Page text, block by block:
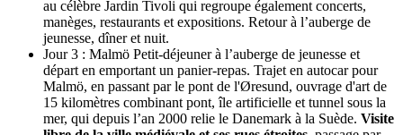
au célèbre Jardin Tivoli qui regroupe également concerts,
manèges, restaurants et expositions. Retour à l’auberge de
jeunesse, dîner et nuit.
Jour 3 : Malmö Petit-déjeuner à l’auberge de jeunesse et
départ en emportant un panier-repas. Trajet en autocar pour
Malmö, en passant par le pont de l'Øresund, ouvrage d'art de
15 kilomètres combinant pont, île artificielle et tunnel sous la
mer, qui depuis l’an 2000 relie le Danemark à la Suède. Visite